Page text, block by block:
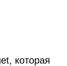
которая